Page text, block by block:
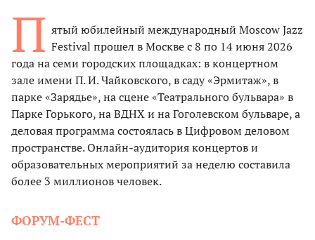
П ятый юбилейный международный Moscow Jazz
Festival прошел в Москве с 8 по 14 июня 2026
года на семи городских площадках: в концертном
зале имени П. И. Чайковского, в саду «Эрмитаж», в
парке «Зарядье», на сцене «Театрального бульвара» в
Парке Горького, на ВДНХ и на Гоголевском бульваре, а
деловая программа состоялась в Цифровом деловом
пространстве. Онлайн-аудитория концертов и
образовательных мероприятий за неделю составила
более 3 миллионов человек.
ФОРУМ-ФЕСТ